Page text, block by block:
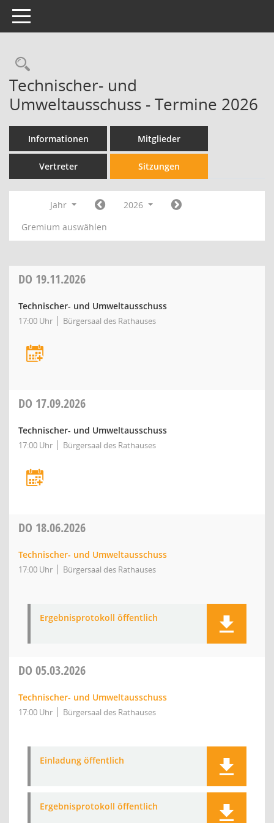
Toggle navigation
Technischer- und
Umweltausschuss - Termine 2026
Informationen Mitglieder
Vertreter Sitzungen
Jahr
2026
Gremium auswählen
DO 19.11.2026
Technischer- und Umweltausschuss
17:00 Uhr Bürgersaal des Rathauses
DO 17.09.2026
Technischer- und Umweltausschuss
17:00 Uhr Bürgersaal des Rathauses
DO 18.06.2026
Technischer- und Umweltausschuss
17:00 Uhr Bürgersaal des Rathauses
Ergebnisprotokoll öffentlich
DO 05.03.2026
Technischer- und Umweltausschuss
17:00 Uhr Bürgersaal des Rathauses
Einladung öffentlich
Ergebnisprotokoll öffentlich